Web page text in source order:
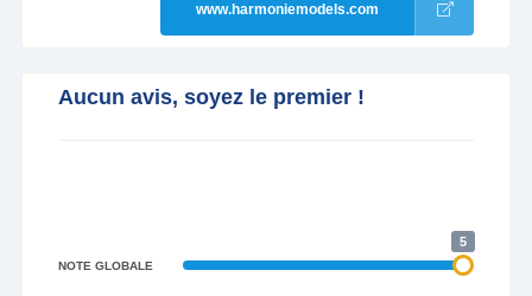
www.harmoniemodels.com
Aucun avis, soyez le premier !
NOTE GLOBALE
5